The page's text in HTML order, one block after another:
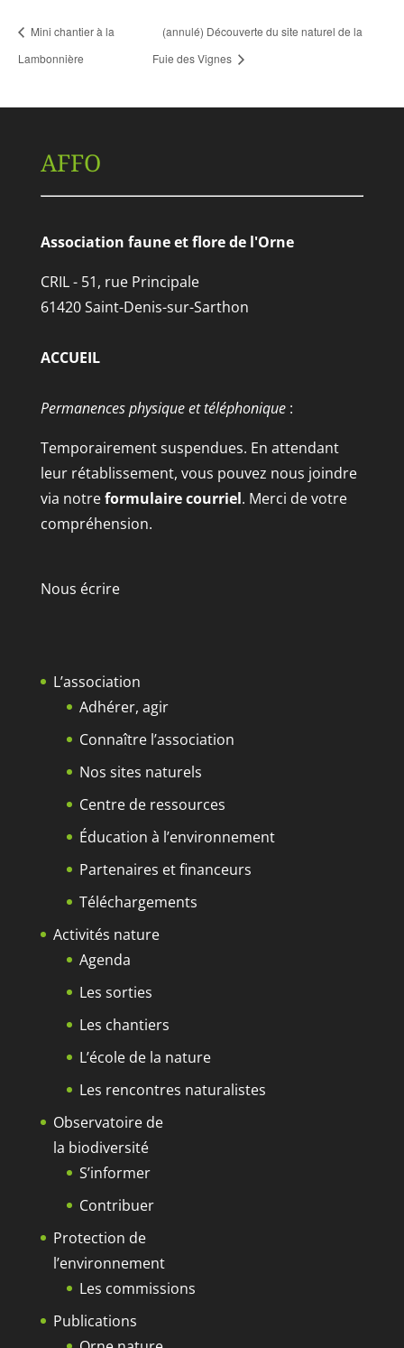
Mini chantier à la
Lambonnière
(annulé) Découverte du site naturel de la
Fuie des Vignes
AFFO
Association faune et flore de l'Orne
CRIL - 51, rue Principale
61420 Saint-Denis-sur-Sarthon
ACCUEIL
Permanences physique et téléphonique :
Temporairement suspendues. En attendant
leur rétablissement, vous pouvez nous joindre
via notreformulaire courriel. Merci de votre
compréhension.
Nous écrire
L’association
Adhérer, agir
Connaître l’association
Nos sites naturels
Centre de ressources
Éducation à l’environnement
Partenaires et financeurs
Téléchargements
Activités nature
Agenda
Les sorties
Les chantiers
L’école de la nature
Les rencontres naturalistes
Observatoire de
la biodiversité
S’informer
Contribuer
Protection de
l’environnement
Les commissions
Publications